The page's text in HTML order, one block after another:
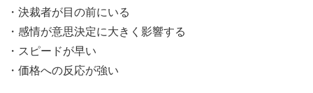
・決裁者が目の前にいる
・感情が意思決定に大きく影響する
・スピードが早い
・価格への反応が強い